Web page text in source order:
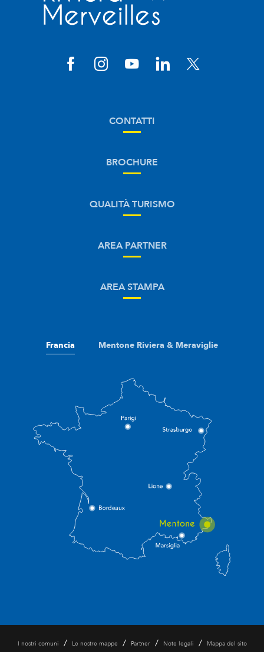
CONTATTI
BROCHURE
QUALITÀ TURISMO
AREA PARTNER
AREA STAMPA
Francia Mentone Riviera & Meraviglie
I nostri comuni / Le nostre mappe / Partner / Note legali / Mappa del sito